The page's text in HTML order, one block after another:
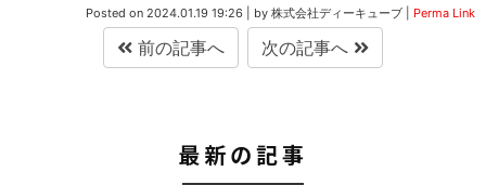
Posted on 2024.01.19 19:26 by 株式会社ディーキューブ Perma Link
前の記事へ 次の記事へ
最新の記事